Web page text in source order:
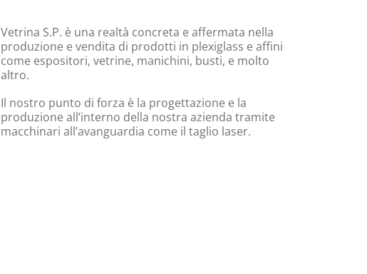
Vetrina S.P. è una realtà concreta e affermata nella
produzione e vendita di prodotti in plexiglass e affini
come espositori, vetrine, manichini, busti, e molto
altro.
Il nostro punto di forza è la progettazione e la
produzione all’interno della nostra azienda tramite
macchinari all’avanguardia come il taglio laser.